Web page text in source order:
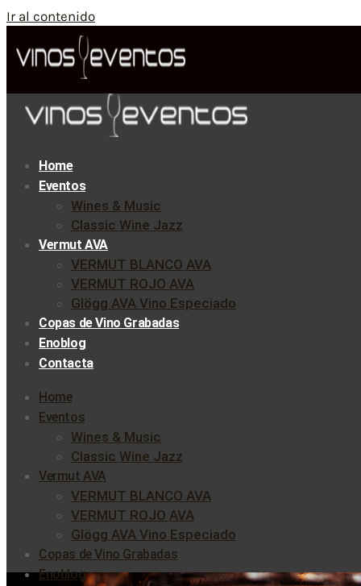
Ir al contenido
Home
Eventos
Wines & Music
Classic Wine Jazz
Vermut AVA
VERMUT BLANCO AVA
VERMUT ROJO AVA
Glögg AVA Vino Especiado
Copas de Vino Grabadas
Enoblog
Contacta
Home
Eventos
Wines & Music
Classic Wine Jazz
Vermut AVA
VERMUT BLANCO AVA
VERMUT ROJO AVA
Glögg AVA Vino Especiado
Copas de Vino Grabadas
Enoblog